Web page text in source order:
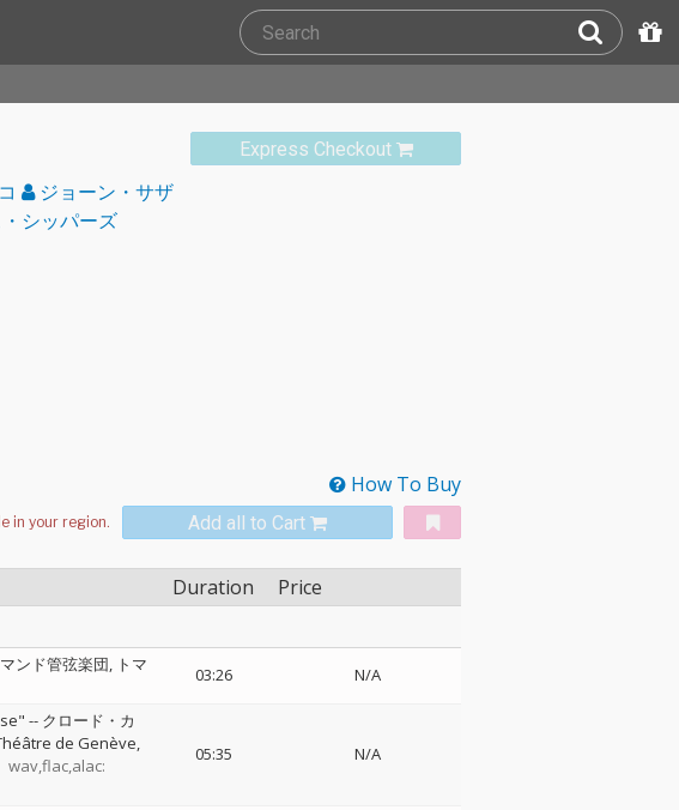
Express Checkout
ジョーン・サザ
シッパーズ
How To Buy
Add all to Cart
Duration
Price
ンド管弦楽団
トマ
03:26 N/A
-- クロード・カ
de Genève
wav,flac,alac:
05:35 N/A